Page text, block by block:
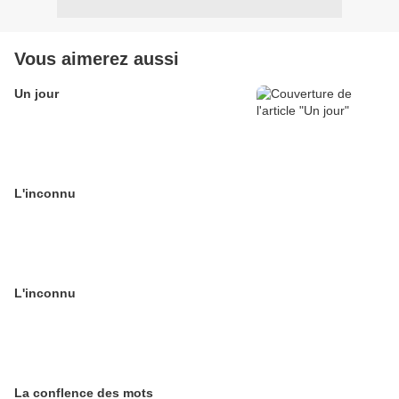
Vous aimerez aussi
Un jour
L'inconnu
L'inconnu
La conflence des mots